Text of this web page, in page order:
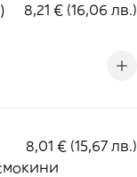
8,21 € (16,06 лв.)
8,01 € (15,67 лв.)